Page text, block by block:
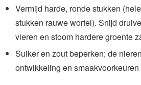
Vermijd harde, ronde stukken
stukken rauwe wortel). Snijd
vieren en stoom hardere groente
Suiker en zout beperken; de
ontwikkeling en